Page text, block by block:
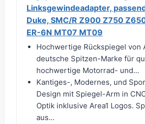
Linksgewindeadapter,
Duke, SMC/R Z900 Z750
ER-6N MT07 MT09
Hochwertige Rückspiegel von
deutsche Spitzen-Marke für
hochwertige Motorrad- und...
Kantiges-, Modernes, und
Design mit Spiegel-Arm in
Optik inklusive Area1 Logos.
aus...